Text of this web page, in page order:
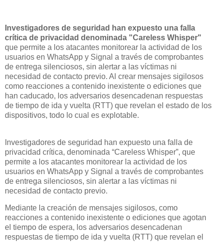
Investigadores de seguridad han expuesto una falla
crítica de privacidad denominada "Careless Whisper"
que permite a los atacantes monitorear la actividad de los
usuarios en WhatsApp y Signal a través de comprobantes
de entrega silenciosos, sin alertar a las víctimas ni
necesidad de contacto previo. Al crear mensajes sigilosos
como reacciones a contenido inexistente o ediciones que
han caducado, los adversarios desencadenan respuestas
de tiempo de ida y vuelta (RTT) que revelan el estado de los
dispositivos, todo lo cual es explotable.
Investigadores de seguridad han expuesto una falla de
privacidad crítica, denominada “Careless Whisper”, que
permite a los atacantes monitorear la actividad de los
usuarios en WhatsApp y Signal a través de comprobantes
de entrega silenciosos, sin alertar a las víctimas ni
necesidad de contacto previo.
Mediante la creación de mensajes sigilosos, como
reacciones a contenido inexistente o ediciones que agotan
el tiempo de espera, los adversarios desencadenan
respuestas de tiempo de ida y vuelta (RTT) que revelan el